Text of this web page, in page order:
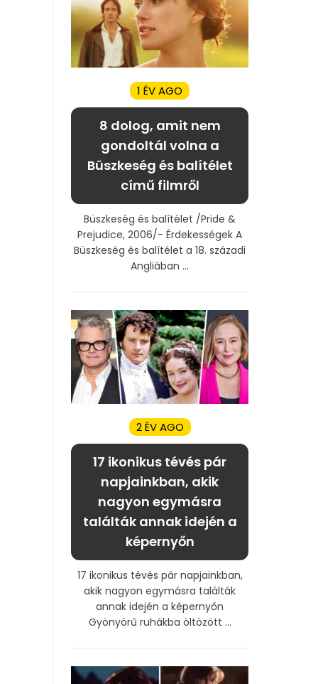
1 ÉV AGO
8 dolog, amit nem
gondoltál volna a
Büszkeség és balítélet
című filmről
Büszkeség és balítélet /Pride &
Prejudice, 2006/- Érdekességek A
Büszkeség és balítélet a 18. századi
Angliában ...
2 ÉV AGO
17 ikonikus tévés pár
napjainkban, akik
nagyon egymásra
találták annak idején a
képernyőn
17 ikonikus tévés pár napjainkban,
akik nagyon egymásra találták
annak idején a képernyőn
Gyönyörű ruhákba öltözött ...